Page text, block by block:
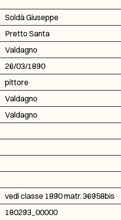
Soldà Giuseppe
Pretto Santa
Valdagno
26/03/1890
pittore
Valdagno
Valdagno
vedi classe 1890 matr. 36958bis
180293_00000